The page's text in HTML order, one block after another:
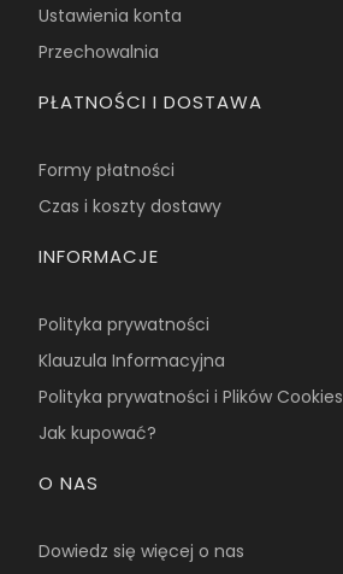
Ustawienia konta
Przechowalnia
PŁATNOŚCI I DOSTAWA
Formy płatności
Czas i koszty dostawy
INFORMACJE
Polityka prywatności
Klauzula Informacyjna
Polityka prywatności i Plików Cookies
Jak kupować?
O NAS
Dowiedz się więcej o nas